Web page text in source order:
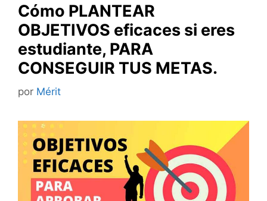
Cómo PLANTEAR
OBJETIVOS eficaces si eres
estudiante, PARA
CONSEGUIR TUS METAS.
por Mérit